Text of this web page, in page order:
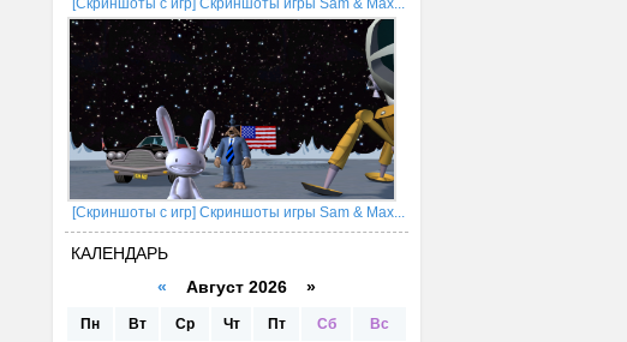
[Скриншоты с игр] Скриншоты игры Sam & Max...
[Скриншоты с игр] Скриншоты игры Sam & Max...
КАЛЕНДАРЬ
« Август 2026 »
Пн Вт Ср Чт Пт Сб Вс